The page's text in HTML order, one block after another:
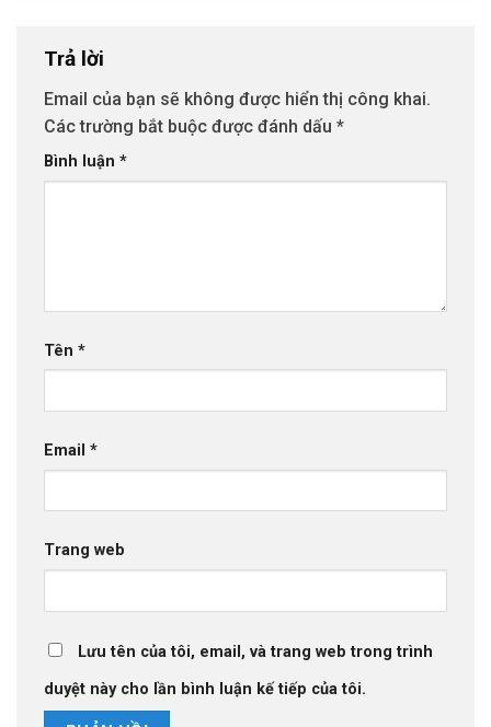
Trả lời
Email của bạn sẽ không được hiển thị công khai.
Các trường bắt buộc được đánh dấu *
Bình luận *
Tên *
Email *
Trang web
Lưu tên của tôi, email, và trang web trong trình
duyệt này cho lần bình luận kế tiếp của tôi.